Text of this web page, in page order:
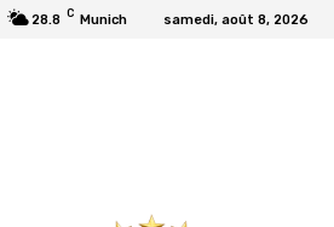
28.8 C Munich samedi, août 8, 2026